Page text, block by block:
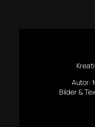
Autor:
Bilder &